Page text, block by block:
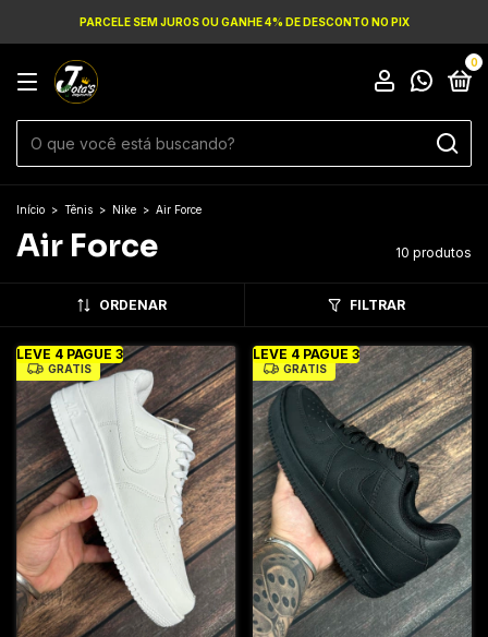
PARCELE SEM JUROS OU GANHE 4% DE DESCONTO NO PIX
0
Início > Tênis > Nike > Air Force
Air Force 10 produtos
ORDENAR FILTRAR
LEVE 4 PAGUE 3
GRÁTIS
LEVE 4 PAGUE 3
GRÁTIS